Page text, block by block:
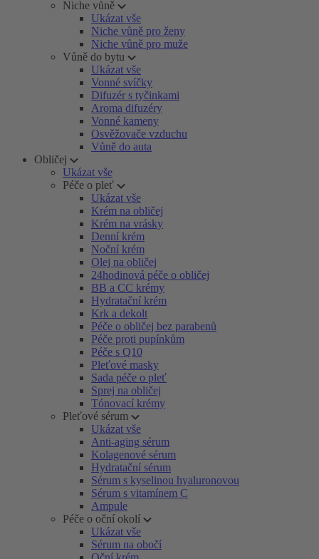
Niche vůně
Ukázat vše
Niche vůně pro ženy
Niche vůně pro muže
Vůně do bytu
Ukázat vše
Vonné svíčky
Difuzér s tyčinkami
Aroma difuzéry
Vonné kameny
Osvěžovače vzduchu
Vůně do auta
Obličej
Ukázat vše
Péče o pleť
Ukázat vše
Krém na obličej
Krém na vrásky
Denní krém
Noční krém
Olej na obličej
24hodinová péče o obličej
BB a CC krémy
Hydratační krém
Krk a dekolt
Péče o obličej bez parabenů
Péče proti pupínkům
Péče s Q10
Pleťové masky
Sada péče o pleť
Sprej na obličej
Tónovací krémy
Pleťové sérum
Ukázat vše
Anti-aging sérum
Kolagenové sérum
Hydratační sérum
Sérum s kyselinou hyaluronovou
Sérum s vitamínem C
Ampule
Péče o oční okolí
Ukázat vše
Sérum na obočí